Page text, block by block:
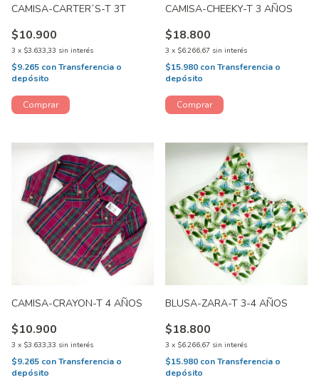
CAMISA-CARTER´S-T 3T
$10.900
3 x $3.633,33 sin interés
$9.265 conTransferencia o
depósito
CAMISA-CHEEKY-T 3 AÑOS
$18.800
3 x $6.266,67 sin interés
$15.980 conTransferencia o
depósito
CAMISA-CRAYON-T 4 AÑOS
$10.900
3 x $3.633,33 sin interés
$9.265 conTransferencia o
depósito
BLUSA-ZARA-T 3-4 AÑOS
$18.800
3 x $6.266,67 sin interés
$15.980 conTransferencia o
depósito